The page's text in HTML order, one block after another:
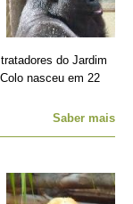
do Jardim
nasceu em 22
Saber mais